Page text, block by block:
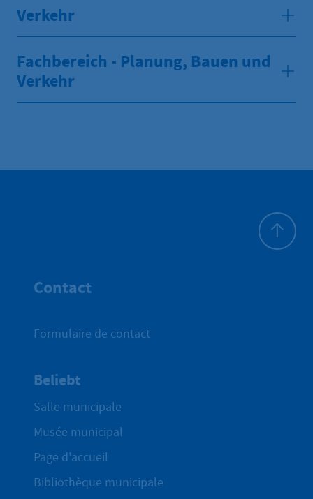
Verkehr
Fachbereich - Planung, Bauen und
Verkehr
Contact
Formulaire de contact
Beliebt
Salle municipale
Musée municipal
Page d'accueil
Bibliothèque municipale